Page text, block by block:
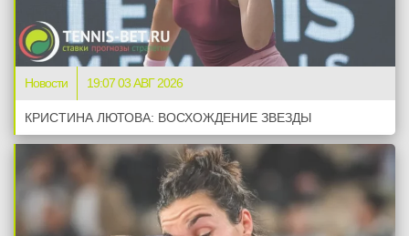
Новости 19:07 03 АВГ 2026
КРИСТИНА ЛЮТОВА: ВОСХОЖДЕНИЕ ЗВЕЗДЫ